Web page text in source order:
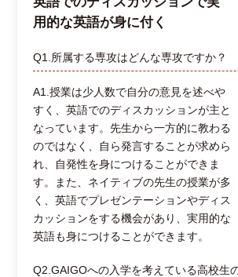
用的な英語が身に付く
Q1.所属する専攻はどんな専攻ですか？
A1.授業は少人数で自分の意見を述べや
すく、英語でのディスカッションが主と
なっています。先生から一方的に教わる
のではなく、自ら発言することが求めら
れ、自発性を身につけることができま
す。また、ネイティブの先生の授業が多
く、英語でプレゼンテーションやディス
カッションをする機会があり、実用的な
英語も身につけることができます。
Q2.GAIGOへの入学を考えている高校生